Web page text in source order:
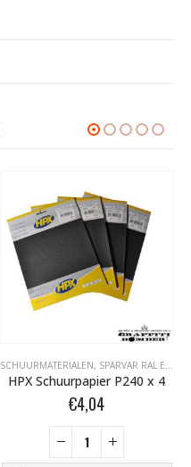
SCHUURMATERIALEN, SPARVAR RAL EN SPECIALE SPRAY
HPX Schuurpapier P240 x 4
€4,04